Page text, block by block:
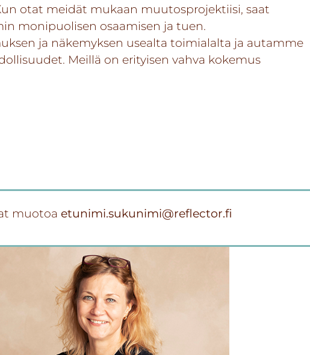
otat meidät mukaan muutosprojektiisi, saat
monipuolisen osaamisen ja tuen.
ja näkemyksen usealta toimialalta ja autamme
Meillä on erityisen vahva kokemus
muotoa etunimi.sukunimi@reflector.fi